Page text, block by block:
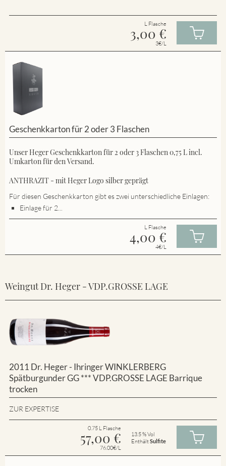
L Flasche
3,00 €
3€/L
Geschenkkarton für 2 oder 3 Flaschen
Unser Heger Geschenkkarton für 2 oder 3 Flaschen 0,75 L incl.
Umkarton für den Versand.
ANTHRAZIT - mit Heger Logo silber geprägt
Für diesen Geschenkkarton gibt es zwei unterschiedliche Einlagen:
Einlage für 2...
L Flasche
4,00 €
4€/L
Weingut Dr. Heger - VDP.GROSSE LAGE
2011 Dr. Heger - Ihringer WINKLERBERG
Spätburgunder GG *** VDP.GROSSE LAGE Barrique
trocken
ZUR EXPERTISE
0.75 L Flasche
57,00 €
76.00€/L
13.5 % Vol
EnthältSulfite